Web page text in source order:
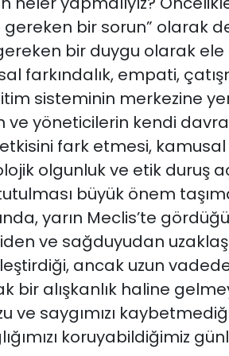
bir sorun” olarak
bir duygu olarak
farkındalık, empati,
sisteminin merkezine
yöneticilerin kendi
fark etmesi,
olgunluk ve etik duruş
büyük önem
yarın Meclis’te
ve sağduyudan
ancak uzun
bir alışkanlık haline
ve saygımızı
koruyabildiğimiz